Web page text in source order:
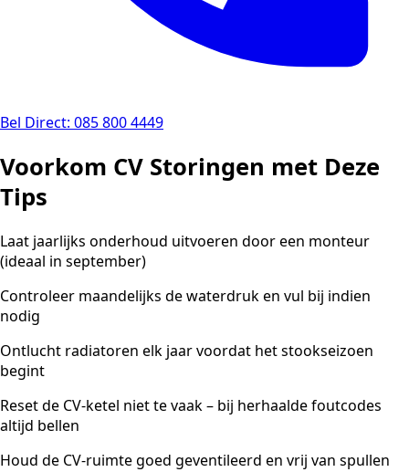
Bel Direct: 085 800 4449
Voorkom CV Storingen met Deze
Tips
Laat jaarlijks onderhoud uitvoeren door een monteur
(ideaal in september)
Controleer maandelijks de waterdruk en vul bij indien
nodig
Ontlucht radiatoren elk jaar voordat het stookseizoen
begint
Reset de CV-ketel niet te vaak – bij herhaalde foutcodes
altijd bellen
Houd de CV-ruimte goed geventileerd en vrij van spullen